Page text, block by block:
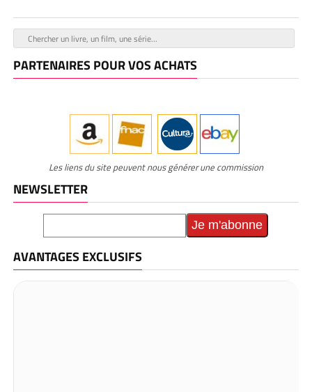
PARTENAIRES POUR VOS ACHATS
Les liens du site peuvent nous générer une commission
NEWSLETTER
AVANTAGES EXCLUSIFS